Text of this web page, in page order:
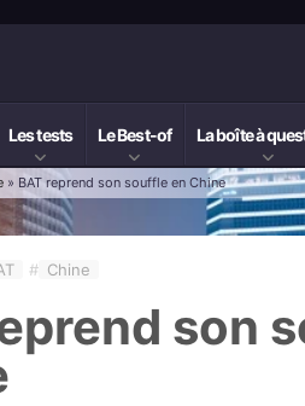
Les tests Le Best-of La boîte à
» BAT reprend son souffle en Chine
# Chine
son